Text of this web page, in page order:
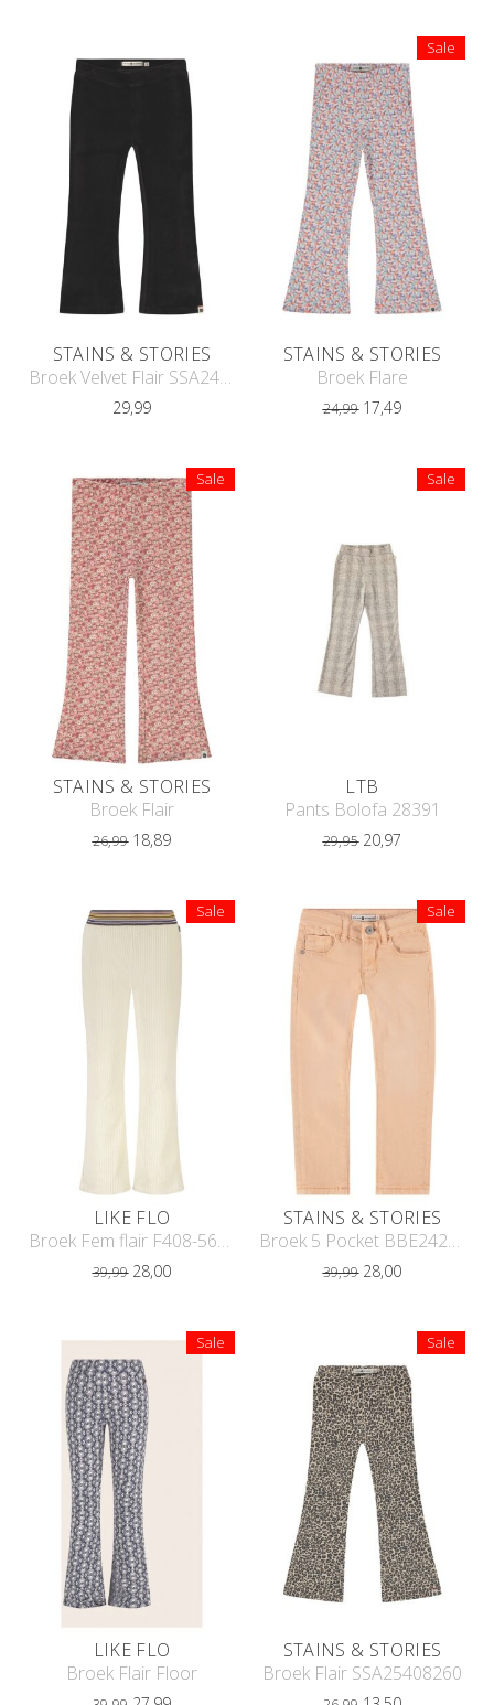
STAINS & STORIES
Broek Velvet Flair SSA24508279
29,99
STAINS & STORIES
Broek Flare
24,99 17,49
Sale
STAINS & STORIES
Broek Flair
26,99 18,89
Sale
LTB
Pants Bolofa 28391
29,95 20,97
Sale
LIKE FLO
Broek Fem flair F408-5605
39,99 28,00
Sale
STAINS & STORIES
Broek 5 Pocket BBE24208222
39,99 28,00
Sale
LIKE FLO
Broek Flair Floor
Sale
STAINS & STORIES
Broek Flair SSA25408260
Sale